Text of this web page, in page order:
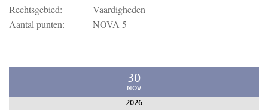
Rechtsgebied:
Vaardigheden
Aantal punten:
NOVA 5
30
NOV
2026